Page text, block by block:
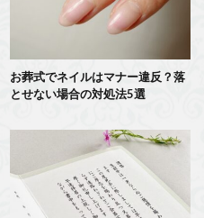
お葬式でネイルはマナー違反？落
とせない場合の対処法5選